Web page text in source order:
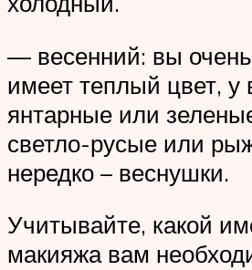
— весенний: вы
имеет теплый цвет, у
янтарные или
светло-русые или
нередко – веснушки.
Учитывайте, какой
макияжа вам